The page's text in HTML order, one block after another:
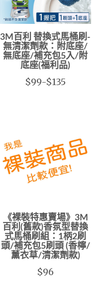
3M百利 替換式馬桶刷-
無清潔劑款：附底座/
無底座/補充包5入/附
底座(福利品)
$99-$135
《裸裝特惠賣場》3M
百利(舊款)香氛型替換
式馬桶刷組：1柄2刷
頭/補充包5刷頭 (香檸/
薰衣草/清潔劑款)
$96